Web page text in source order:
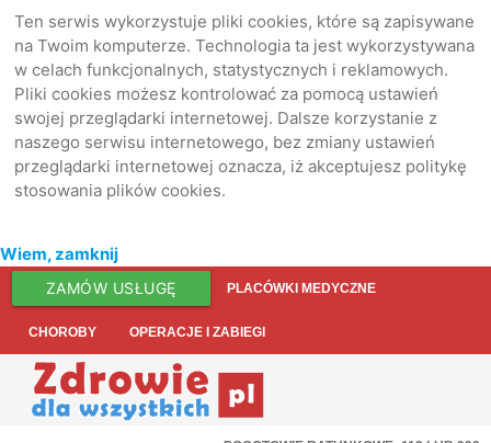
Ten serwis wykorzystuje pliki cookies, które są zapisywane
na Twoim komputerze. Technologia ta jest wykorzystywana
w celach funkcjonalnych, statystycznych i reklamowych.
Pliki cookies możesz kontrolować za pomocą ustawień
swojej przeglądarki internetowej. Dalsze korzystanie z
naszego serwisu internetowego, bez zmiany ustawień
przeglądarki internetowej oznacza, iż akceptujesz politykę
stosowania plików cookies.
Wiem, zamknij
ZAMÓW USŁUGĘ PLACÓWKI MEDYCZNE
CHOROBY OPERACJE I ZABIEGI